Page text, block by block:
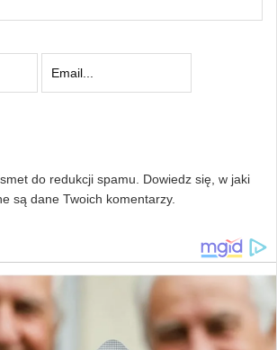
do redukcji spamu. Dowiedz się, w jaki
są dane Twoich komentarzy.